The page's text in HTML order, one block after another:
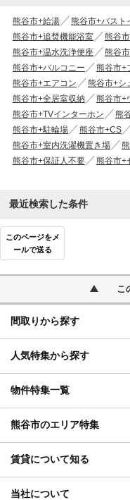
熊谷市+給湯 熊谷市+バスト
熊谷市+追焚機能浴室
熊谷
熊谷市+温水洗浄便座
熊谷
熊谷市+バルコニー
熊谷市+
熊谷市+エアコン
熊谷市+シ
熊谷市+全居室収納
熊谷市+
熊谷市+TVインターホン
熊
熊谷市+駐輪場
熊谷市+CS
熊谷市+室内洗濯機置き場
熊谷市+保証人不要
熊谷市+
最近検索した条件
このページをメ
ールで送る
こ
間取りから探す
人気特集から探す
物件特集一覧
熊谷市のエリア特集
賃貸について知る
当社について